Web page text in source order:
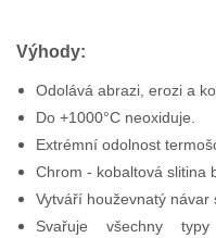
Výhody:
Odolává abrazi, erozi a
Do +1000°C neoxiduje.
Extrémní odolnost
Chrom - kobaltová slitina
Vytváří houževnatý návar
Svařuje všechny